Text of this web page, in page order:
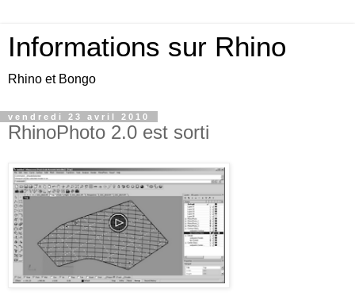
Informations sur Rhino
Rhino et Bongo
vendredi 23 avril 2010
RhinoPhoto 2.0 est sorti